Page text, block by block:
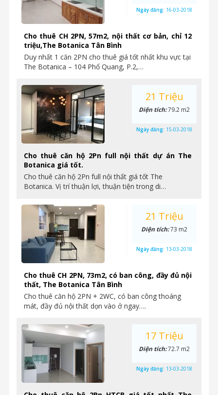
Cho thuê CH 2PN, 57m2, nội thất cơ bản, chỉ 12
triệu,The Botanica Tân Bình
Duy nhất 1 căn 2PN cho thuê giá tốt nhất khu vực tại
The Botanica – 104 Phổ Quang, P.2,…
Ngày đăng: 16-03-2018
Cho thuê căn hộ 2Pn full nội thất dự án The
Botanica giá tốt.
Cho thuê căn hộ 2Pn full nội thất giá tốt The
Botanica. Vị trí thuận lợi, thuận tiện trong di…
21 Triệu
Diện tích:79.2 m2
Ngày đăng: 15-03-2018
Cho thuê CH 2PN, 73m2, có ban công, đầy đủ nội
thất, The Botanica Tân Bình
Cho thuê căn hộ 2PN + 2WC, có ban công thoáng
mát, đầy đủ nội thất dọn vào ở ngay….
21 Triệu
Diện tích:73 m2
Ngày đăng: 13-03-2018
17 Triệu
Diện tích:72.7 m2
Ngày đăng: 13-03-2018